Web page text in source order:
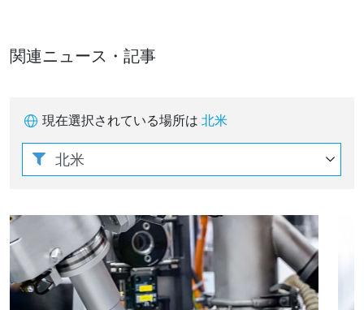
関連ニュース・記事
現在選択されている場所は 北米